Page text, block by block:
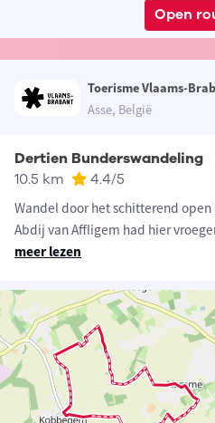
Open
Toerisme Vlaams-
Asse, België
Dertien Bunderswandeling
10.5 km 4.4/5
Wandel door het schitterend
Abdij van Affligem had hier
meer lezen